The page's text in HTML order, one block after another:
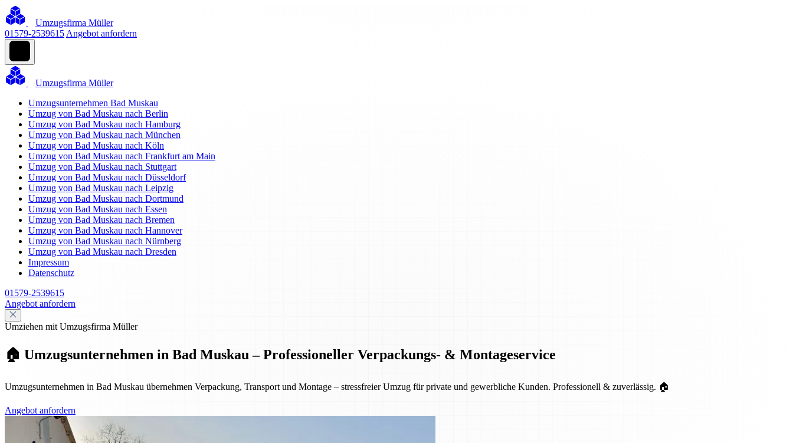
Umzugsfirma Müller
01579-2539615 Angebot anfordern
Umzugsfirma Müller
Umzugsunternehmen Bad Muskau
Umzug von Bad Muskau nach Berlin
Umzug von Bad Muskau nach Hamburg
Umzug von Bad Muskau nach München
Umzug von Bad Muskau nach Köln
Umzug von Bad Muskau nach Frankfurt am Main
Umzug von Bad Muskau nach Stuttgart
Umzug von Bad Muskau nach Düsseldorf
Umzug von Bad Muskau nach Leipzig
Umzug von Bad Muskau nach Dortmund
Umzug von Bad Muskau nach Essen
Umzug von Bad Muskau nach Bremen
Umzug von Bad Muskau nach Hannover
Umzug von Bad Muskau nach Nürnberg
Umzug von Bad Muskau nach Dresden
Impressum
Datenschutz
01579-2539615
Angebot anfordern
Umziehen mit Umzugsfirma Müller
🏠 Umzugsunternehmen in Bad Muskau – Professioneller Verpackungs- & Montageservice
Umzugsunternehmen in Bad Muskau übernehmen Verpackung, Transport und Montage – stressfreier Umzug für private und gewerbliche Kunden. Professionell & zuverlässig. 🏠
Angebot anfordern